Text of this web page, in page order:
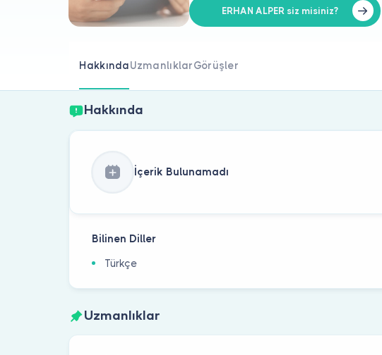
ERHAN ALPER siz misiniz?
HakkındaUzmanlıklarGörüşler
Hakkında
İçerik Bulunamadı
Bilinen Diller
Türkçe
Uzmanlıklar